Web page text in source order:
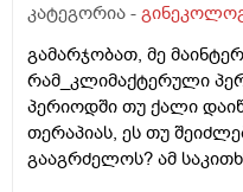
გავიკეთე ისევ
განმავლობაში ვერ
რაიმე შანსი
ტესტს? მენტრუაცია
30 დღე შუალედი.
კატეგორია -
გამარჯობათ, მე
რამ_კლიმაქტერული
პერიოდში თუ ქალი
თერაპიას, ეს თუ
გააგრძელოს? ამ